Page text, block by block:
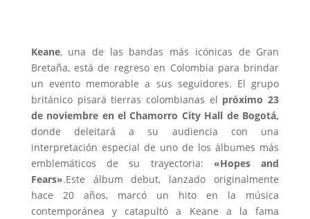
Keane, una de las bandas más icónicas de Gran
Bretaña, está de regreso en Colombia para brindar
un evento memorable a sus seguidores. El grupo
británico pisará tierras colombianas el próximo 23
de noviembre en el Chamorro City Hall de Bogotá,
donde deleitará a su audiencia con una
interpretación especial de uno de los álbumes más
emblemáticos de su trayectoria: «Hopes and
Fears».Este álbum debut, lanzado originalmente
hace 20 años, marcó un hito en la música
contemporánea y catapultó a Keane a la fama